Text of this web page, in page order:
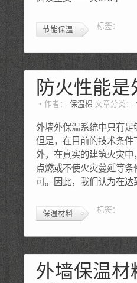
标签：
节能保温
防火性能
作者： 保温棉 文章分类：
外墙外保温系统中只有
但是，在目前的技术条
外，在真实的建筑火灾
点燃或不使火灾蔓延等
可。因此，我们认为在
标签：
保温材料
外墙保温材